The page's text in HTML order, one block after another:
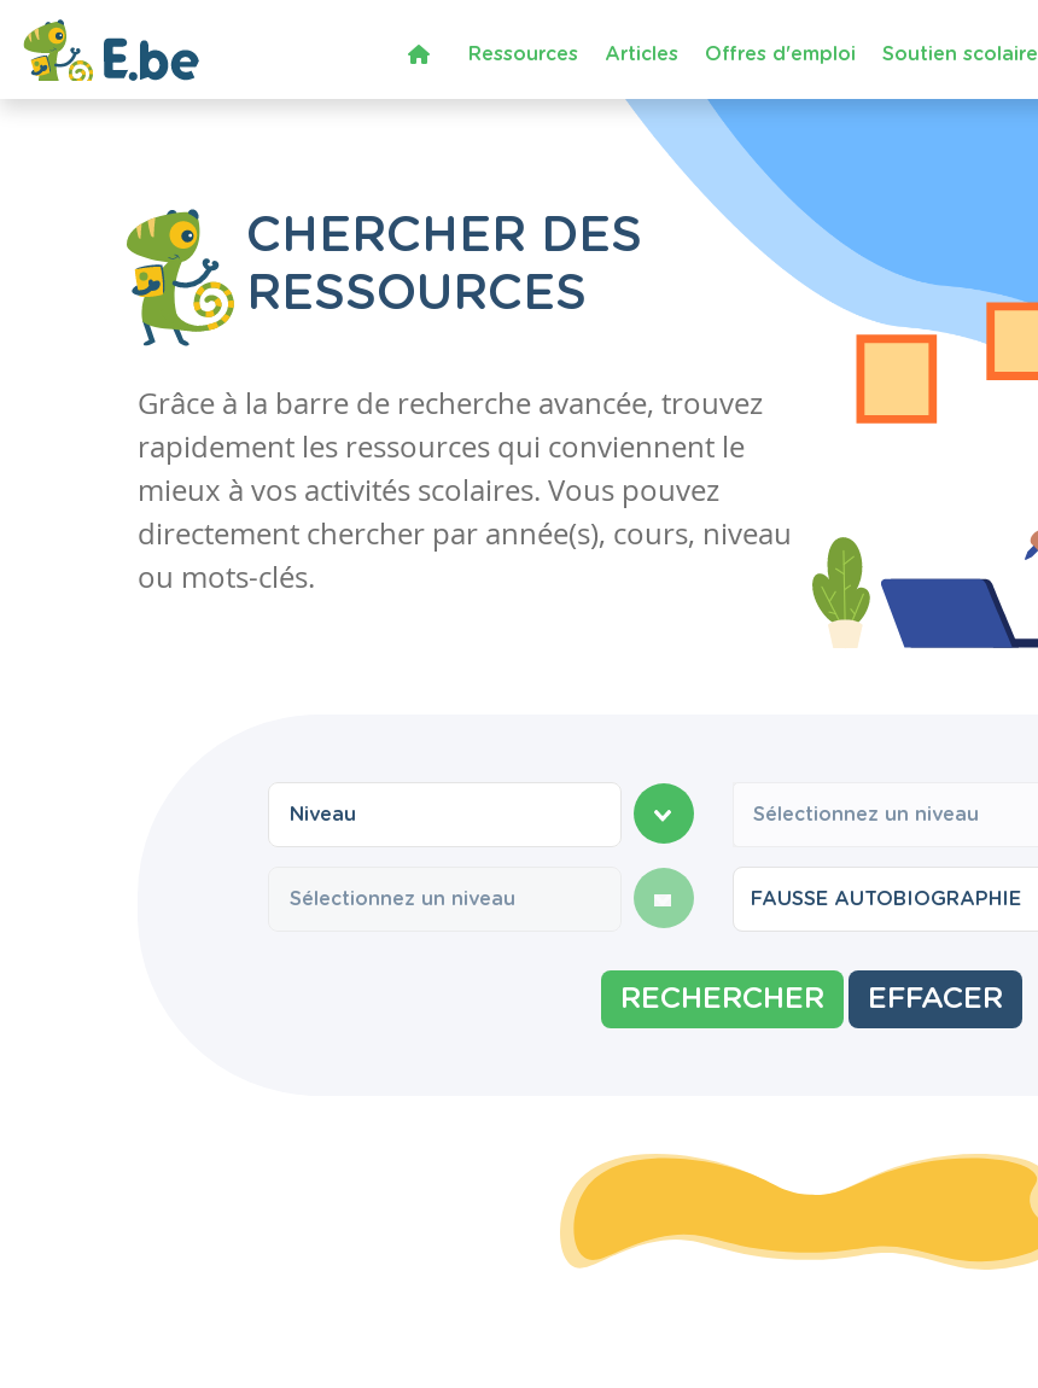
Ressources Articles Offres d'emploi Soutien scolaire
CHERCHER DES
RESSOURCES
Grâce à la barre de recherche avancée, trouvez
rapidement les ressources qui conviennent le
mieux à vos activités scolaires. Vous pouvez
directement chercher par année(s), cours, niveau
ou mots-clés.
Sélectionnez un niveau
RECHERCHER EFFACER